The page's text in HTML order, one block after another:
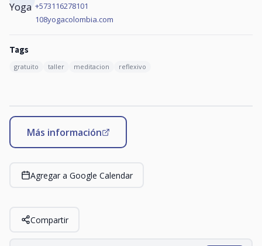
+573116278101
108yogacolombia.com
Tags
gratuito taller meditacion reflexivo
Más información
Agregar a Google Calendar
Compartir